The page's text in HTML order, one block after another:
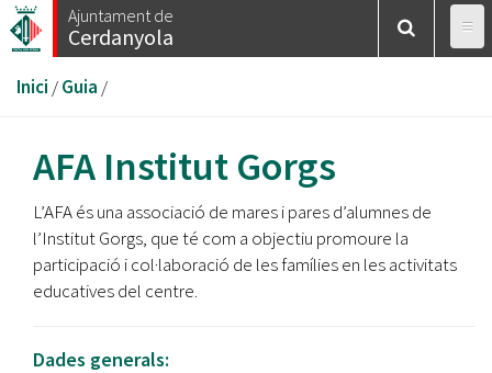
Vés
al
Ajuntament de
Cerdanyola
Esteu
aquí
Inici /Guia /
AFA Institut Gorgs
L’AFA és una associació de mares i pares d’alumnes de
l’Institut Gorgs, que té com a objectiu promoure la
participació i col·laboració de les famílies en les activitats
educatives del centre.
Dades generals: